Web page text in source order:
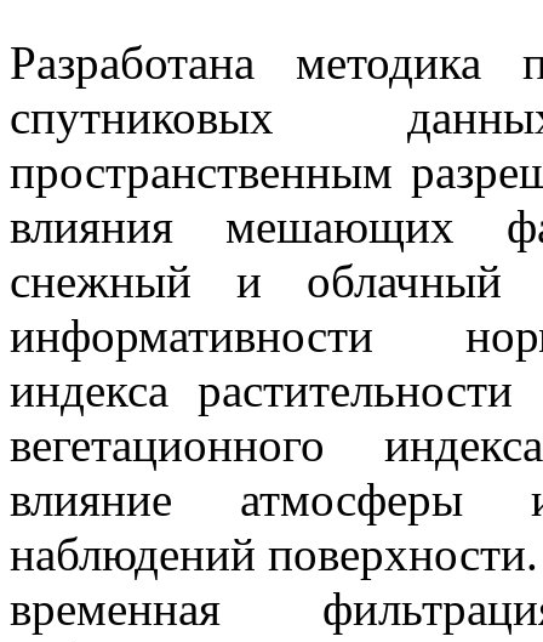
Разработана методика
спутниковых
пространственным
влияния мешающих
снежный и облачный
информативности
индекса
вегетационного
влияние атмосферы
наблюдений
временная